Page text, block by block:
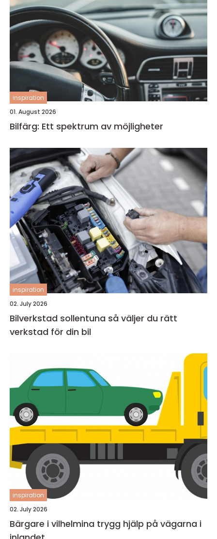
inspiration
01. August 2026
Bilfärg: Ett spektrum av möjligheter
inspiration
02. July 2026
Bilverkstad sollentuna så väljer du rätt
verkstad för din bil
inspiration
02. July 2026
Bärgare i vilhelmina trygg hjälp på vägarna i